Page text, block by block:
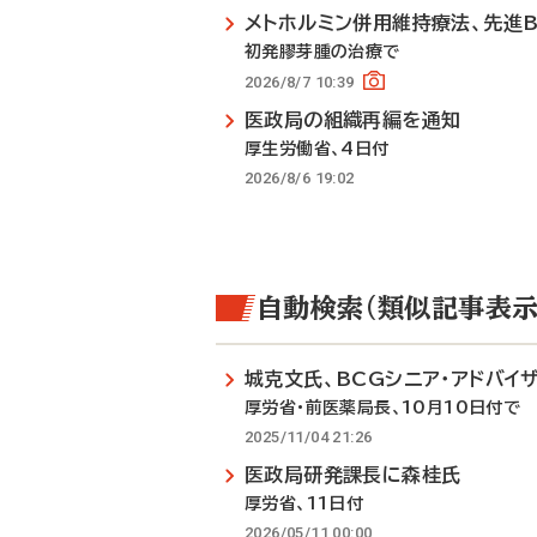
メトホルミン併用維持療法、先進
初発膠芽腫の治療で
2026/8/7 10:39
医政局の組織再編を通知
厚生労働省、4日付
2026/8/6 19:02
自動検索（類似記事表示
城克文氏、BCGシニア・アドバイ
厚労省・前医薬局長、10月10日付で
2025/11/04 21:26
医政局研発課長に森桂氏
厚労省、11日付
2026/05/11 00:00